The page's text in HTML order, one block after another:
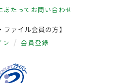
あたって お問い合わせ
ファイル会員の方】
ン 会員登録